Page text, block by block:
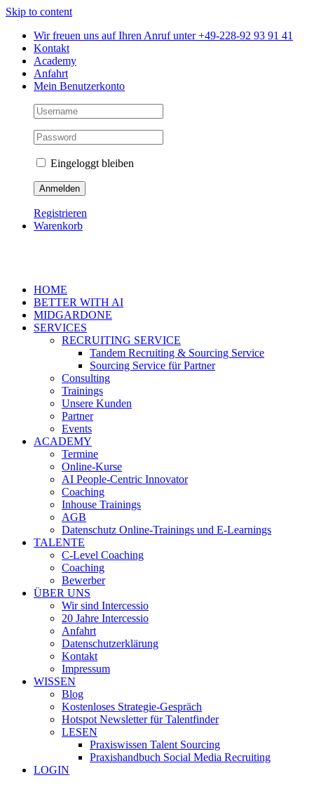
Skip to content
Wir freuen uns auf Ihren Anruf unter +49-228-92 93 91 41
Kontakt
Academy
Anfahrt
Mein Benutzerkonto
Eingeloggt bleiben
Registrieren
Warenkorb
HOME
BETTER WITH AI
MIDGARDONE
SERVICES
RECRUITING SERVICE
Tandem Recruiting & Sourcing Service
Sourcing Service für Partner
Consulting
Trainings
Unsere Kunden
Partner
Events
ACADEMY
Termine
Online-Kurse
AI People-Centric Innovator
Coaching
Inhouse Trainings
AGB
Datenschutz Online-Trainings und E-Learnings
TALENTE
C-Level Coaching
Coaching
Bewerber
ÜBER UNS
Wir sind Intercessio
20 Jahre Intercessio
Anfahrt
Datenschutzerklärung
Kontakt
Impressum
WISSEN
Blog
Kostenloses Strategie-Gespräch
Hotspot Newsletter für Talentfinder
LESEN
Praxiswissen Talent Sourcing
Praxishandbuch Social Media Recruiting
LOGIN